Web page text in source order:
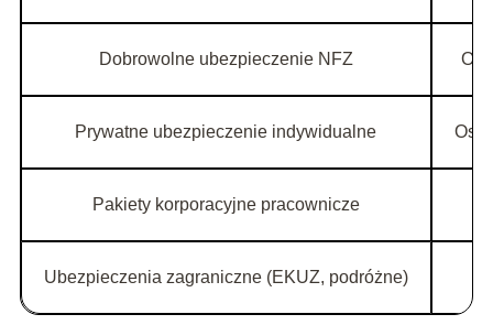
Dobrowolne ubezpieczenie NFZ
Prywatne ubezpieczenie indywidualne
Pakiety korporacyjne pracownicze
Ubezpieczenia zagraniczne (EKUZ, podróżne)